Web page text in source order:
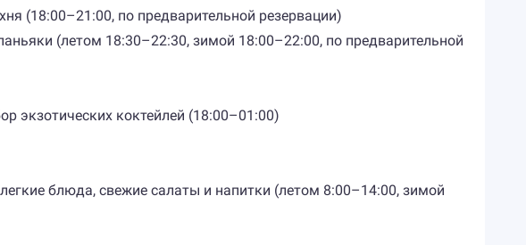
(18:00–21:00, по предварительной резервации)
(летом 18:30–22:30, зимой 18:00–22:00, по предварительной
экзотических коктейлей (18:00–01:00)
блюда, свежие салаты и напитки (летом 8:00–14:00, зимой